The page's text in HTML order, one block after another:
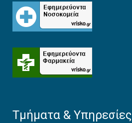
Τμήματα & Υπηρεσίες